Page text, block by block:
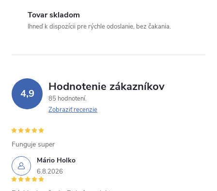
Tovar skladom
Ihneď k dispozícii pre rýchle odoslanie, bez čakania.
4,9 Hodnotenie zákazníkov
85 hodnotení
Zobraziť recenzie
Mário Holko
6.8.2026
Funguje super